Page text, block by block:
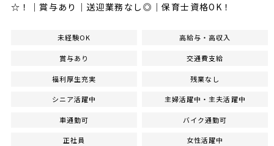
☆！｜賞与あり｜送迎業務なし◎｜保育士資格OK！
未経験OK 高給与・高収入
賞与あり 交通費支給
福利厚生充実 残業なし
シニア活躍中 主婦活躍中・主夫活躍中
車通勤可 バイク通勤可
正社員 女性活躍中